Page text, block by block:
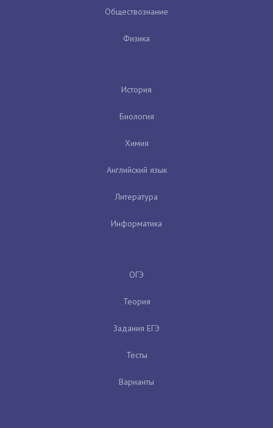
Обществознание
Физика
История
Биология
Химия
Английский язык
Литература
Информатика
ОГЭ
Теория
Задания ЕГЭ
Тесты
Варианты